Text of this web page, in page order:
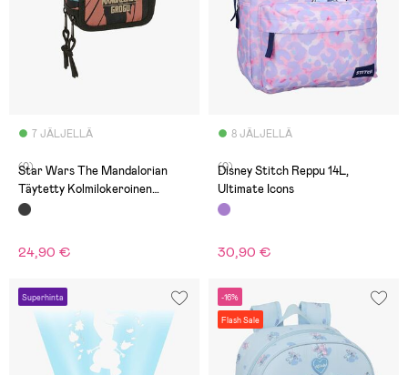
7 JÄLJELLÄ
(0)
Star Wars The Mandalorian
Täytetty Kolmilokeroinen
Penaali 37 Osaa, Mandalorian &
24,90 €
8 JÄLJELLÄ
(0)
Disney Stitch Reppu 14L,
Ultimate Icons
30,90 €
Superhinta -16%
Flash Sale